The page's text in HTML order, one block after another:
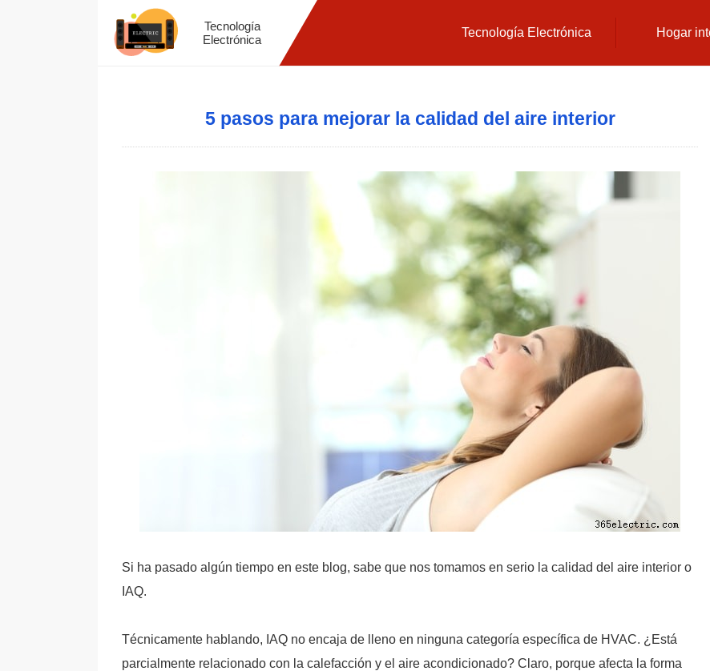
Tecnología
Electrónica
Tecnología Electrónica Hogar
5 pasos para mejorar la calidad del aire interior
Si ha pasado algún tiempo en este blog, sabe que nos tomamos en serio la calidad del aire interior o
IAQ.
Técnicamente hablando, IAQ no encaja de lleno en ninguna categoría específica de HVAC. ¿Está
parcialmente relacionado con la calefacción y el aire acondicionado? Claro, porque afecta la forma